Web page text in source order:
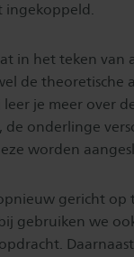
ingekoppeld.
in het teken van
de theoretische
leer je meer over
de onderlinge
worden
gericht op
gebruiken we